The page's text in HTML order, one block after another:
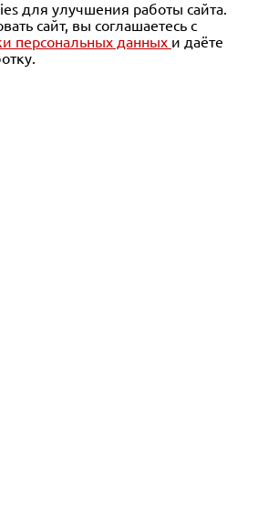
для улучшения работы сайта.
сайт, вы соглашаетесь с
персональных данных и даёте